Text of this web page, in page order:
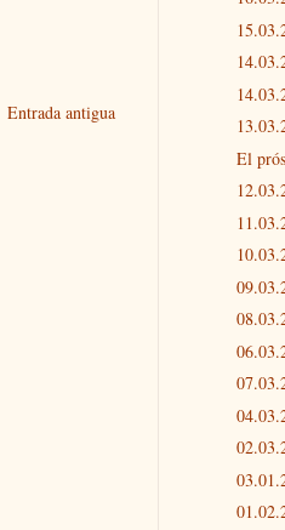
Entrada antigua
El